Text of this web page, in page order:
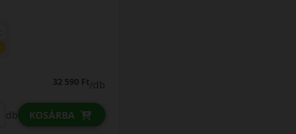
32 590 Ft/db
db KOSÁRBA